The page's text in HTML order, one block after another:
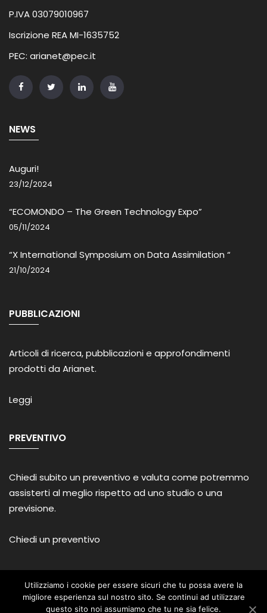
P.IVA 03079010967
Iscrizione REA MI-1635752
PEC: arianet@pec.it
NEWS
Auguri!
23/12/2024
“ECOMONDO – The Green Technology Expo”
05/11/2024
“X International Symposium on Data Assimilation “
21/10/2024
PUBBLICAZIONI
Articoli di ricerca, pubblicazioni e approfondimenti
prodotti da Arianet.
Leggi
PREVENTIVO
Chiedi subito un preventivo e valuta come potremmo
assisterti al meglio rispetto ad uno studio o una
previsione.
Chiedi un preventivo
Politica Privacy
Utilizziamo i cookie per essere sicuri che tu possa avere la
migliore esperienza sul nostro sito. Se continui ad utilizzare
questo sito noi assumiamo che tu ne sia felice.